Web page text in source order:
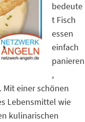
bedeute
t Fisch
essen
einfach
panieren
,
einer schönen
Lebensmittel wie
kulinarischen